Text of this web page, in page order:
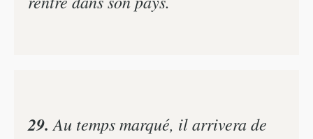
29. Au temps marqué, il arrivera de